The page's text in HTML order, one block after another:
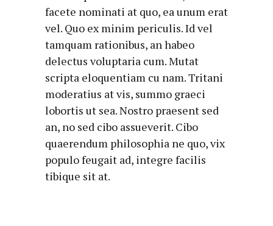
facete nominati at quo, ea unum erat
vel. Quo ex minim periculis. Id vel
tamquam rationibus, an habeo
delectus voluptaria cum. Mutat
scripta eloquentiam cu nam. Tritani
moderatius at vis, summo graeci
lobortis ut sea. Nostro praesent sed
an, no sed cibo assueverit. Cibo
quaerendum philosophia ne quo, vix
populo feugait ad, integre facilis
tibique sit at.